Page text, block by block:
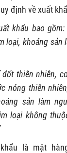
định về xuất
khẩu bao
loại, khoáng sản
thiên nhiên,
nóng thiên
sản làm
loại không
là mặt